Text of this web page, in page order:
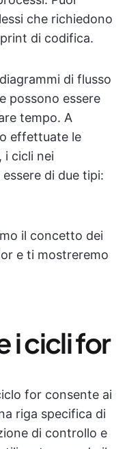
che richiedono
di codifica.
di flusso
possono essere
tempo. A
effettuate le
i cicli nei
di due tipi:
il concetto dei
e ti mostreremo
i cicli for
for consente ai
riga specifica di
di controllo e